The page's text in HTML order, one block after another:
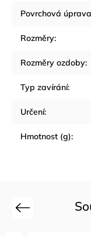
Povrchová úprava
Rozměry:
Rozměry ozdoby:
Typ zavírání:
Určení:
Hmotnost (g):
Previous